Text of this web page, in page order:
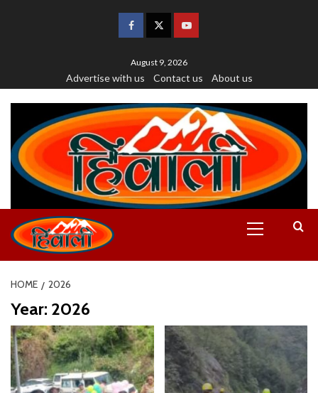
August 9, 2026
Advertise with us Contact us About us
HOME 2026
Year: 2026